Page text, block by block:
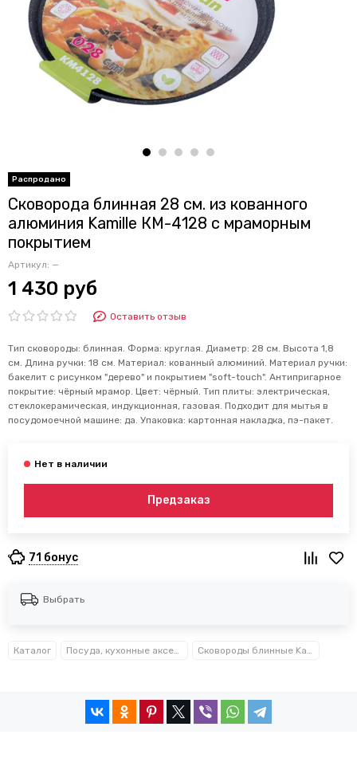
Сковорода блинная 28 см. из кованного
алюминия Kamille КМ-4128 с мраморным
покрытием
Артикул: —
1 430 руб
Оставить отзыв
Тип сковороды: блинная. Форма: круглая. Диаметр: 28 см. Высота 1,8
см. Длина ручки: 18 см. Материал: кованный алюминий. Материал ручки:
бакелит с рисунком "дерево" и покрытием "soft-touch". Антипригарное
покрытие: чёрный мрамор. Цвет: чёрный. Тип плиты: электрическая,
стеклокерамическая, индукционная, газовая. Подходит для мытья в
посудомоечной машине: да. Упаковка: картонная накладка, пэ-пакет.
Предзаказ
71 бонус
Выбрать
Каталог Посуда, кухонные аксессуары и принадлежности TM Kamille TM Ofenbach Сковороды блинные Kamille™ Ofenbach™